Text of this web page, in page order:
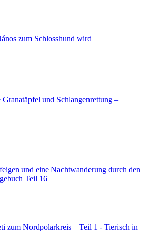
zum Schlosshund wird
und Schlangenrettung –
und eine Nachtwanderung durch den
Teil 16
zum Nordpolarkreis – Teil 1 - Tierisch in